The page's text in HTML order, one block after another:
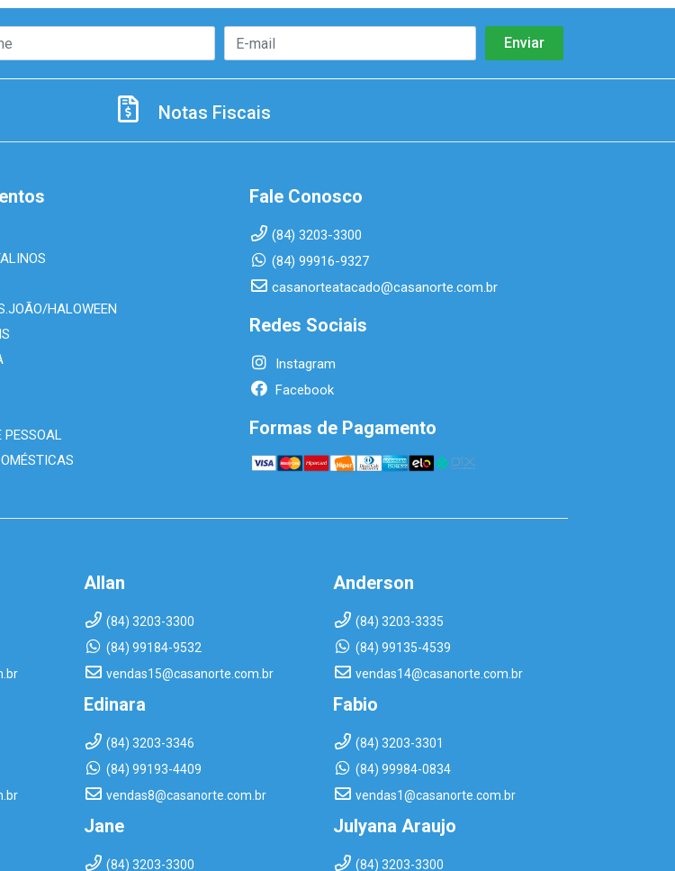
Notas Fiscais
HALOWEEN
PESSOAL
Fale Conosco
(84) 3203-3300
(84) 99916-9327
casanorteatacado@casanorte.com.br
Redes Sociais
Instagram
Facebook
Formas de Pagamento
Allan
(84) 3203-3300
(84) 99184-9532
vendas15@casanorte.com.br
Anderson
(84) 3203-3335
(84) 99135-4539
vendas14@casanorte.com.br
Edinara
(84) 3203-3346
(84) 99193-4409
vendas8@casanorte.com.br
Fabio
(84) 3203-3301
(84) 99984-0834
vendas1@casanorte.com.br
Jane
(84) 3203-3300
Julyana Araujo
(84) 3203-3300